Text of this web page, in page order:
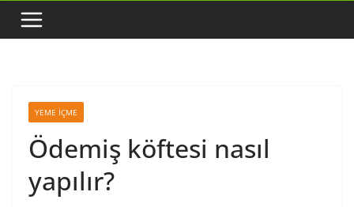
YEME İÇME
Ödemiş köftesi nasıl
yapılır?